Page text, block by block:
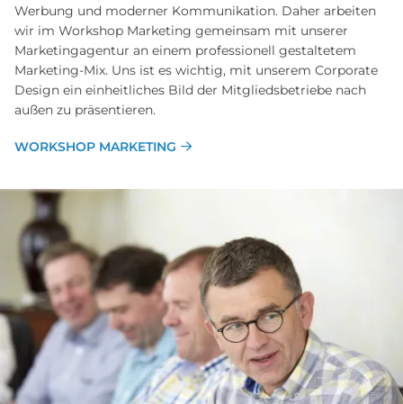
Werbung und moderner Kommunikation. Daher arbeiten
wir im Workshop Marketing gemeinsam mit unserer
Marketingagentur an einem professionell gestaltetem
Marketing-Mix. Uns ist es wichtig, mit unserem Corporate
Design ein einheitliches Bild der Mitgliedsbetriebe nach
außen zu präsentieren.
WORKSHOP MARKETING